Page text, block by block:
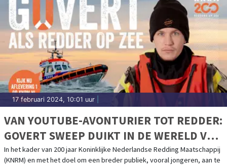
17 februari 2024, 10:01 uur
VAN YOUTUBE-AVONTURIER TOT REDDER:
GOVERT SWEEP DUIKT IN DE WERELD VAN
JARIGE KNRM
In het kader van 200 jaar Koninklijke Nederlandse Redding Maatschappij
(KNRM) en met het doel om een breder publiek, vooral jongeren, aan te